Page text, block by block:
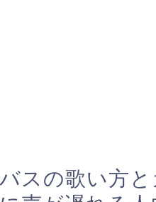
スの歌い方